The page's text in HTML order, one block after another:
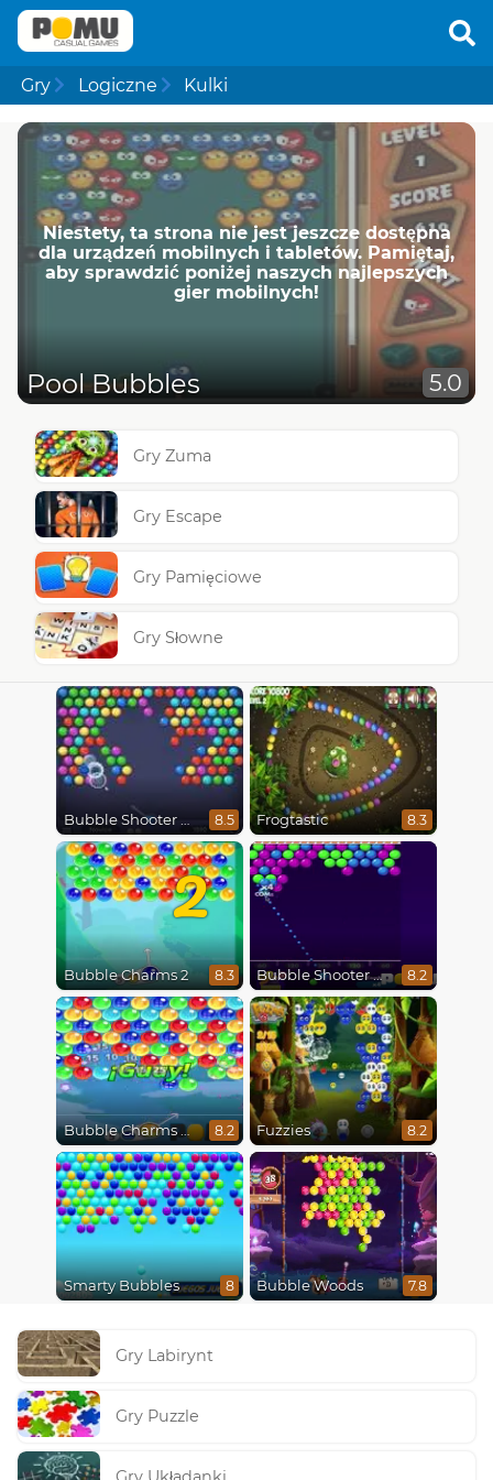
Gry Logiczne Kulki
Niestety, ta strona nie jest jeszcze dostępna
dla urządzeń mobilnych i tabletów. Pamiętaj,
aby sprawdzić poniżej naszych najlepszych
gier mobilnych!
Pool Bubbles 5.0
Gry Zuma
Gry Escape
Gry Pamięciowe
Gry Słowne
Bubble Shooter HD 8.5 Frogtastic 8.3
2
Bubble Charms 2 8.3 Bubble Shooter Pro 2 8.2
Bubble Charms Xmas 8.2 Fuzzies 8.2
Smarty Bubbles 8 Bubble Woods 7.8
Gry Labirynt
Gry Puzzle